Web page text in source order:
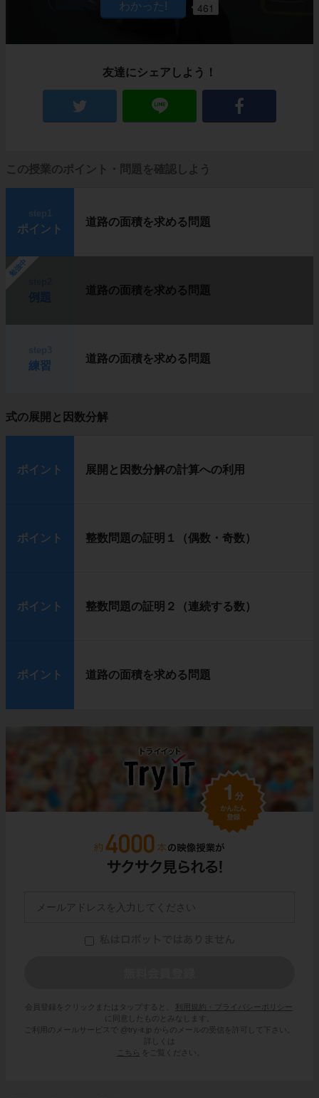
461
友達にシェアしよう！
この授業のポイント・問題を確認しよう
ポイント
道路の面積を求める問題
勉強中
道路の面積を求める問題
練習
道路の面積を求める問題
式の展開と因数分解
ポイント 展開と因数分解の計算への利用
ポイント 整数問題の証明１（偶数・奇数）
ポイント 整数問題の証明２（連続する数）
ポイント 道路の面積を求める問題
会員登録をクリックまたはタップすると、
利用規約・プライバシーポリシー
に同意したものとみなします。
ご利用のメールサービスで @try-it.jp からのメールの受信を許可して下さい。
詳しくは
こちら
をご覧ください。